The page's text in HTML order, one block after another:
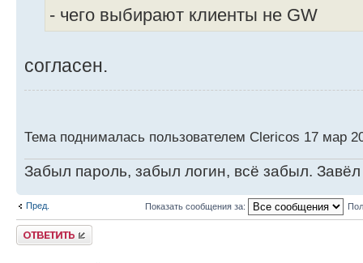
- чего выбирают клиенты не GW
согласен.
Тема поднималась пользователем Clericos 17 мар
Забыл пароль, забыл логин, всё забыл. Завёл
Пред. Показать сообщения за:
Ответить